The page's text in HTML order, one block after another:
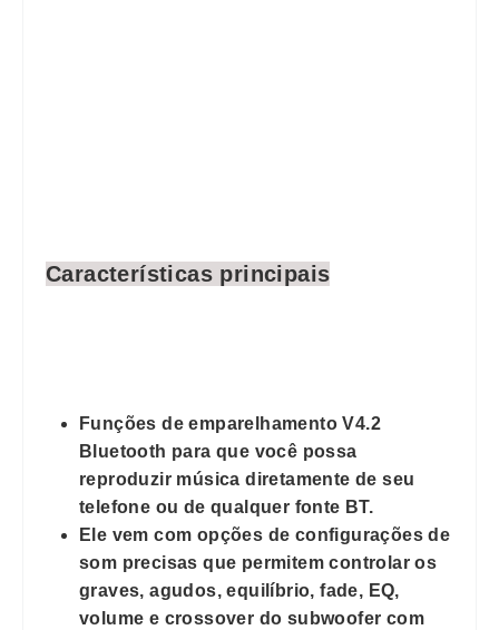
Características principais
Funções de emparelhamento V4.2
Bluetooth para que você possa
reproduzir música diretamente de seu
telefone ou de qualquer fonte BT.
Ele vem com opções de configurações de
som precisas que permitem controlar os
graves, agudos, equilíbrio, fade, EQ,
volume e crossover do subwoofer com